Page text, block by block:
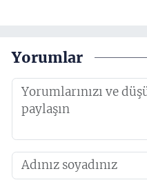
Yorumlar